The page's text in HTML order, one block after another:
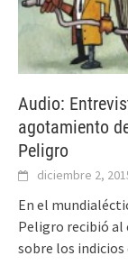
Audio:
agotamiento
Peligro
diciembre 2,
En el
Peligro recibió al
sobre los indicios